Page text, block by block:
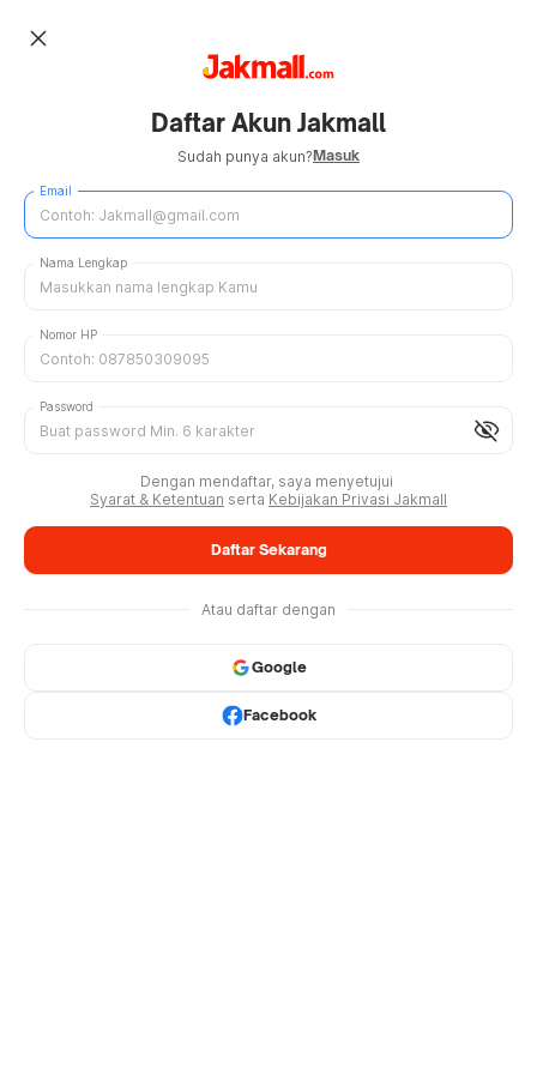
close
Daftar Akun Jakmall
Sudah punya akun?Masuk
Email
Nama Lengkap
Nomor HP
visibility_off
Password
Dengan mendaftar, saya menyetujui
Syarat & Ketentuan serta Kebijakan Privasi Jakmall
Daftar Sekarang
Atau daftar dengan
Google
Facebook